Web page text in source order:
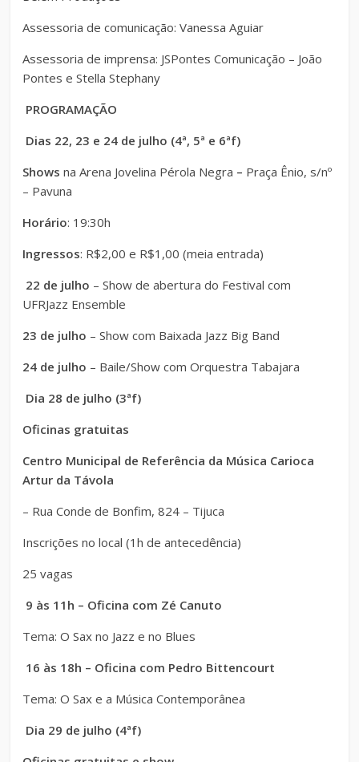
Assessoria de comunicação: Vanessa Aguiar
Assessoria de imprensa: JSPontes Comunicação – João
Pontes e Stella Stephany
PROGRAMAÇÃO
Dias 22, 23 e 24 de julho (4ª, 5ª e 6ªf)
Showsna Arena Jovelina Pérola Negra – Praça Ênio, s/nº
– Pavuna
Horário: 19:30h
Ingressos: R$2,00 e R$1,00 (meia entrada)
22 de julho – Show de abertura do Festival com
UFRJazz Ensemble
23 de julho – Show com Baixada Jazz Big Band
24 de julho – Baile/Show com Orquestra Tabajara
Dia 28 de julho (3ªf)
Oficinas gratuitas
Centro Municipal de Referência da Música Carioca
Artur da Távola
– Rua Conde de Bonfim, 824 – Tijuca
Inscrições no local (1h de antecedência)
25 vagas
9 às 11h – Oficina com Zé Canuto
Tema: O Sax no Jazz e no Blues
16 às 18h – Oficina com Pedro Bittencourt
Tema: O Sax e a Música Contemporânea
Dia 29 de julho (4ªf)